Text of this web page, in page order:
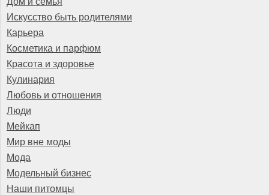
Искусство быть родителями
Карьера
Косметика и парфюм
Красота и здоровье
Кулинария
Любовь и отношения
Люди
Мейкап
Мир вне моды
Мода
Модельный бизнес
Наши питомцы